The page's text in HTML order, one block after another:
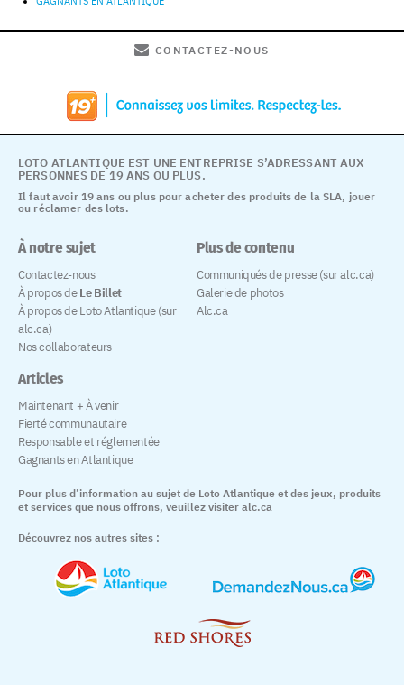
CONTACTEZ-NOUS
Il faut avoir 19 ans ou plus pour acheter des produits de la SLA, jouer
ou réclamer des lots.
LOTO ATLANTIQUE EST UNE ENTREPRISE S’ADRESSANT AUX
PERSONNES DE 19 ANS OU PLUS.
À notre sujet
Contactez-nous
À propos deLe Billet
À propos de Loto Atlantique (sur
alc.ca)
Nos collaborateurs
Articles
Maintenant + À venir
Fierté communautaire
Responsable et réglementée
Gagnants en Atlantique
Plus de contenu
Communiqués de presse (sur alc.ca)
Galerie de photos
Alc.ca
Pour plus d’information au sujet de Loto Atlantique et des jeux, produits
et services que nous offrons, veuillez visiter alc.ca
Découvrez nos autres sites :